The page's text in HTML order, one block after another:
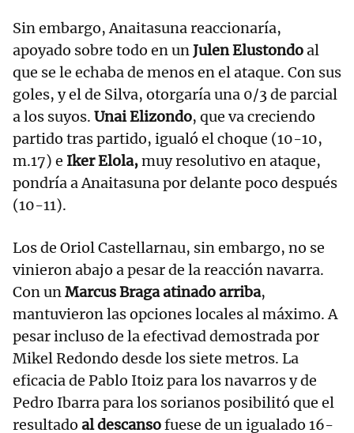
Sin embargo, Anaitasuna reaccionaría,
apoyado sobre todo en unJulen Elustondoal
que se le echaba de menos en el ataque. Con sus
goles, y el de Silva, otorgaría una 0/3 de parcial
a los suyos. Unai Elizondo, que va creciendo
partido tras partido, igualó el choque (10-10,
m.17) e Iker Elola,muy resolutivo en ataque,
pondría a Anaitasuna por delante poco después
(10-11).
Los de Oriol Castellarnau, sin embargo, no se
vinieron abajo a pesar de la reacción navarra.
Con unMarcus Braga atinado arriba,
mantuvieron las opciones locales al máximo. A
pesar incluso de la efectivad demostrada por
Mikel Redondo desde los siete metros. La
eficacia de Pablo Itoiz para los navarros y de
Pedro Ibarra para los sorianos posibilitó que el
resultado al descansofuese de un igualado 16-